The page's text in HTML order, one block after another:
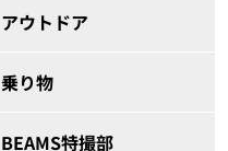
アウトドア
乗り物
BEAMS特撮部